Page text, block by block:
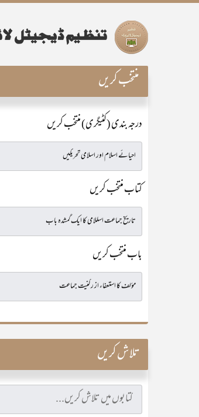
منتخب کریں
درجہ بندی (کٹیگری) منتخب کریں
کتاب منتخب کریں
باب منتخب کریں
تلاش کریں